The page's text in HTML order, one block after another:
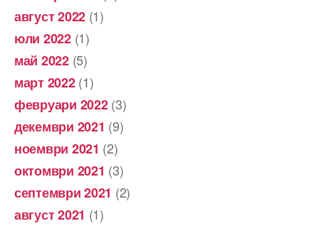
август 2022 (1)
юли 2022(1)
май 2022(5)
март 2022(1)
февруари 2022(3)
декември 2021 (9)
ноември 2021 (2)
октомври 2021 (3)
септември 2021 (2)
август 2021 (1)